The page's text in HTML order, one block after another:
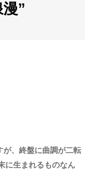
”
、終盤に曲調が二転
に生まれるものなん